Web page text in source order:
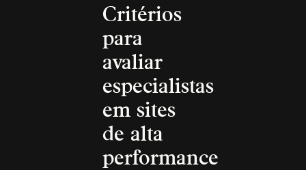
Critérios
para
avaliar
especialistas
em sites
de alta
performance